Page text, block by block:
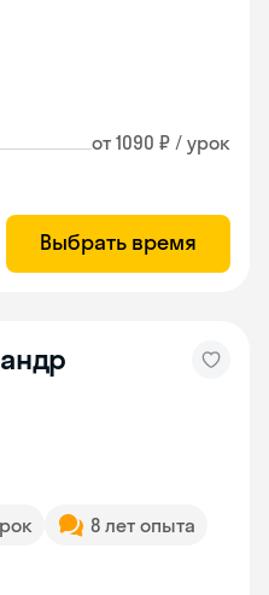
от 1090 ₽ / урок
Выбрать время
8 лет опыта